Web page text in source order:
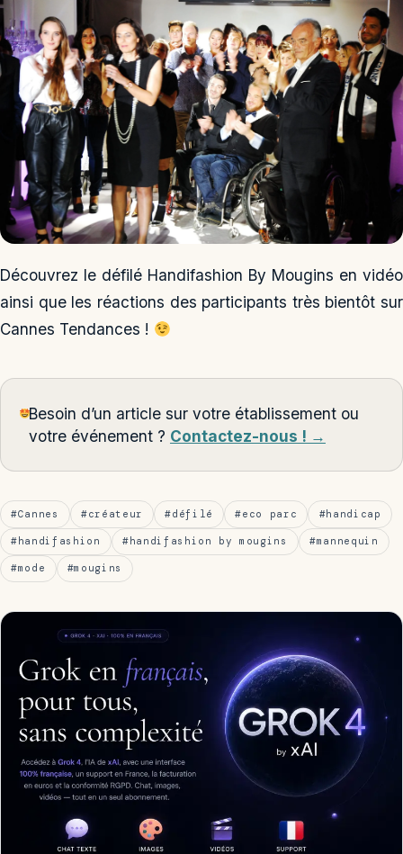
Découvrez le défilé Handifashion By Mougins en vidéo
ainsi que les réactions des participants très bientôt sur
Cannes Tendances !
Besoin d’un article sur votre établissement ou
votre événement ? Contactez-nous ! →
#Cannes #créateur #défilé #eco parc #handicap
#handifashion #handifashion by mougins #mannequin
#mode #mougins